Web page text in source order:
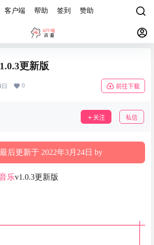
客户端 帮助 签到 赞助
更新版
0 前往下载
关注 私信
后更新于 2022年3月24日 by
乐v1.0.3更新版